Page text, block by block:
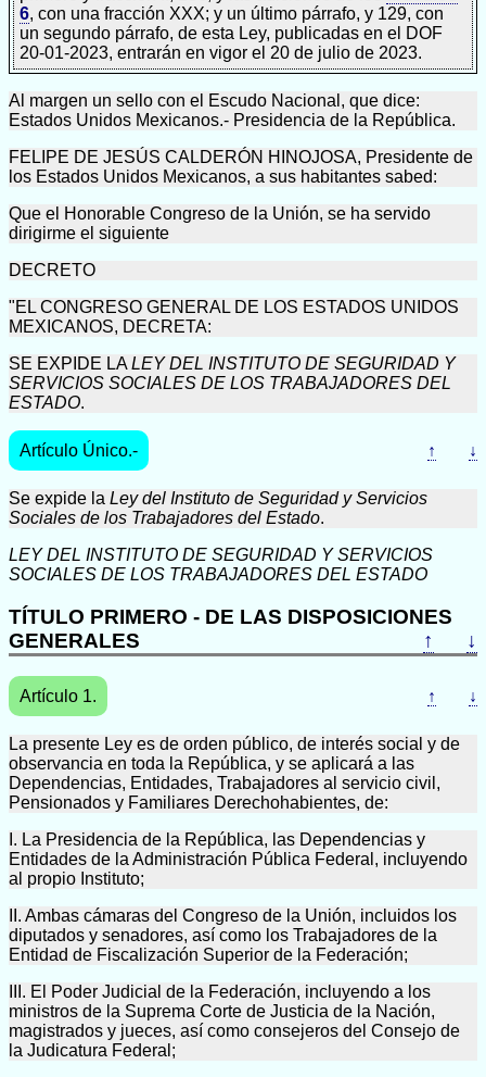
6, con una fracción XXX; y un último párrafo, y 129, con
un segundo párrafo, de esta Ley, publicadas en el DOF
20-01-2023, entrarán en vigor el 20 de julio de 2023.
Al margen un sello con el Escudo Nacional, que dice:
Estados Unidos Mexicanos.- Presidencia de la República.
FELIPE DE JESÚS CALDERÓN HINOJOSA, Presidente de
los Estados Unidos Mexicanos, a sus habitantes sabed:
Que el Honorable Congreso de la Unión, se ha servido
dirigirme el siguiente
DECRETO
"EL CONGRESO GENERAL DE LOS ESTADOS UNIDOS
MEXICANOS, DECRETA:
SE EXPIDE LALEY DEL INSTITUTO DE SEGURIDAD Y
SERVICIOS SOCIALES DE LOS TRABAJADORES DEL
ESTADO.
Artículo Único.- ↑ ↓
Se expide la Ley del Instituto de Seguridad y Servicios
Sociales de los Trabajadores del Estado.
LEY DEL INSTITUTO DE SEGURIDAD Y SERVICIOS
SOCIALES DE LOS TRABAJADORES DEL ESTADO
TÍTULO PRIMERO - DE LAS DISPOSICIONES
GENERALES
↑ ↓
Artículo 1. ↑ ↓
La presente Ley es de orden público, de interés social y de
observancia en toda la República, y se aplicará a las
Dependencias, Entidades, Trabajadores al servicio civil,
Pensionados y Familiares Derechohabientes, de:
I. La Presidencia de la República, las Dependencias y
Entidades de la Administración Pública Federal, incluyendo
al propio Instituto;
II. Ambas cámaras del Congreso de la Unión, incluidos los
diputados y senadores, así como los Trabajadores de la
Entidad de Fiscalización Superior de la Federación;
III. El Poder Judicial de la Federación, incluyendo a los
ministros de la Suprema Corte de Justicia de la Nación,
magistrados y jueces, así como consejeros del Consejo de
la Judicatura Federal;